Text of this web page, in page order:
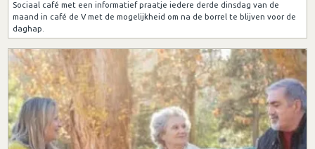
Sociaal café met een informatief praatje iedere derde dinsdag van de
maand in café de V met de mogelijkheid om na de borrel te blijven voor de
daghap.